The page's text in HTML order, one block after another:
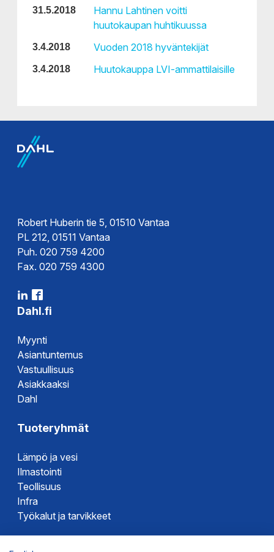
31.5.2018
Hannu Lahtinen voitti
huutokaupan huhtikuussa
3.4.2018 Vuoden 2018 hyväntekijät
3.4.2018 Huutokauppa LVI-ammattilaisille
Robert Huberin tie 5, 01510 Vantaa
PL 212, 01511 Vantaa
Puh. 020 759 4200
Fax. 020 759 4300
Dahl.fi
Myynti
Asiantuntemus
Vastuullisuus
Asiakkaaksi
Dahl
Tuoteryhmät
Lämpö ja vesi
Ilmastointi
Teollisuus
Infra
Työkalut ja tarvikkeet